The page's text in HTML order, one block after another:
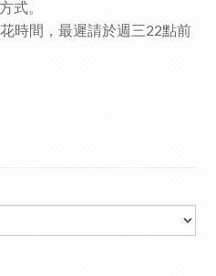
式。
時間，最遲請於週三22點前